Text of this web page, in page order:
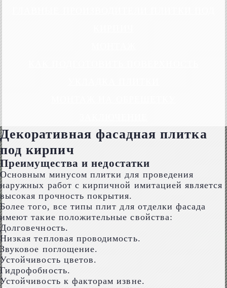
Декоративная фасадная плитка
под кирпич
Преимущества и недостатки
Основным минусом плитки для проведения
наружных работ с кирпичной имитацией является
высокая прочность покрытия.
Более того, все типы плит для отделки фасада
имеют такие положительные свойства:
Долговечность.
Низкая тепловая проводимость.
Звуковое поглощение.
Устойчивость цветов.
Гидрофобность.
Устойчивость к факторам извне.